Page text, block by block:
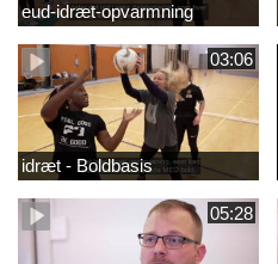
eud-idræt-opvarmning
03:06
idræt - Boldbasis
05:28